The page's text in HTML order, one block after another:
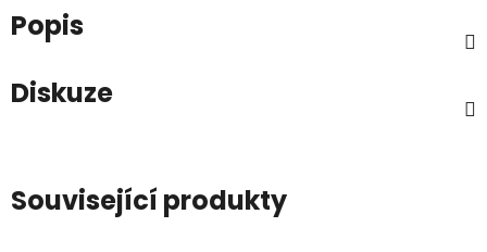
Popis
Diskuze
Související produkty